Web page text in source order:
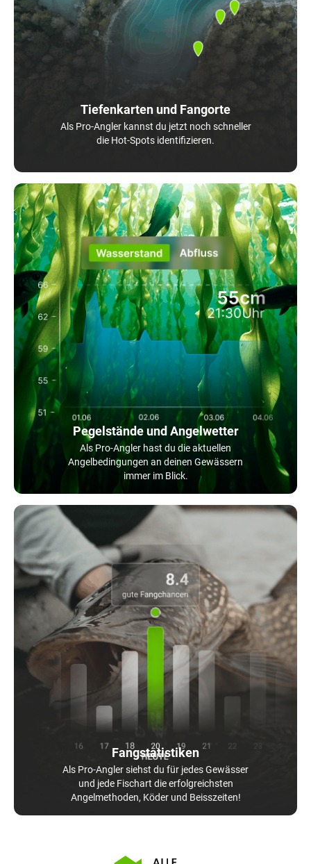
Tiefenkarten und Fangorte
Als Pro-Angler kannst du jetzt noch schneller
die Hot-Spots identifizieren.
Pegelstände und Angelwetter
Als Pro-Angler hast du die aktuellen
Angelbedingungen an deinen Gewässern
immer im Blick.
Fangstatistiken
Als Pro-Angler siehst du für jedes Gewässer
und jede Fischart die erfolgreichsten
Angelmethoden, Köder und Beisszeiten!